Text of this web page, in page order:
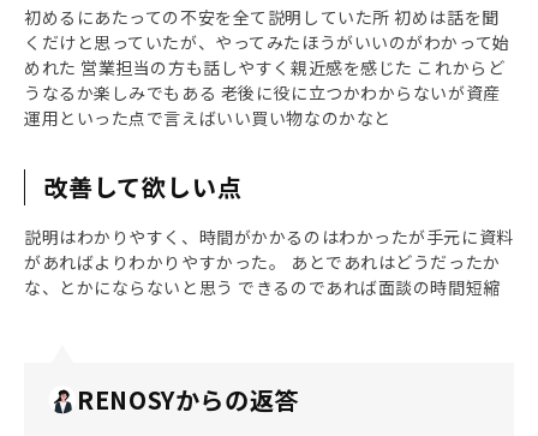
初めるにあたっての不安を全て説明していた所 初めは話を聞
くだけと思っていたが、やってみたほうがいいのがわかって始
めれた 営業担当の方も話しやすく親近感を感じた これからど
うなるか楽しみでもある 老後に役に立つかわからないが資産
運用といった点で言えばいい買い物なのかなと
改善して欲しい点
説明はわかりやすく、時間がかかるのはわかったが手元に資料
があればよりわかりやすかった。 あとであれはどうだったか
な、とかにならないと思う できるのであれば面談の時間短縮
RENOSYからの返答